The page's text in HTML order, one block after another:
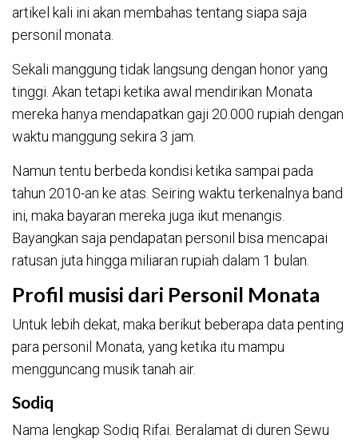
artikel kali ini akan membahas tentang siapa saja
personil monata.
Sekali manggung tidak langsung dengan honor yang
tinggi. Akan tetapi ketika awal mendirikan Monata
mereka hanya mendapatkan gaji 20.000 rupiah dengan
waktu manggung sekira 3 jam.
Namun tentu berbeda kondisi ketika sampai pada
tahun 2010-an ke atas. Seiring waktu terkenalnya band
ini, maka bayaran mereka juga ikut menangis.
Bayangkan saja pendapatan personil bisa mencapai
ratusan juta hingga miliaran rupiah dalam 1 bulan.
Profil musisi dari Personil Monata
Untuk lebih dekat, maka berikut beberapa data penting
para personil Monata, yang ketika itu mampu
mengguncang musik tanah air.
Sodiq
Nama lengkap Sodiq Rifai. Beralamat di duren Sewu